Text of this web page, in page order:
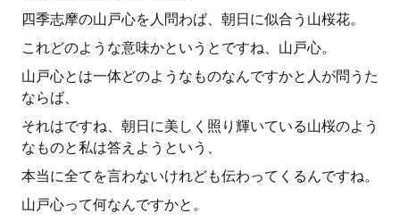
四季志摩の山戸心を人問わば、朝日に似合う山桜花。
これどのような意味かというとですね、山戸心。
山戸心とは一体どのようなものなんですかと人が問うた
ならば、
それはですね、朝日に美しく照り輝いている山桜のよう
なものと私は答えようという、
本当に全てを言わないけれども伝わってくるんですね。
山戸心って何なんですかと。